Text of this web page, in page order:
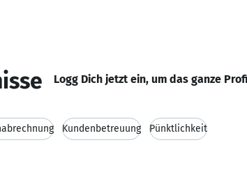
Logg Dich jetzt ein, um das ganze
Kundenbetreuung Pünktlichkeit